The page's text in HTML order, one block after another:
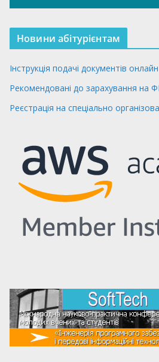
Новини абітурієнтам
Інструкція подачі документів
Рекомендовані до зарахування на
Реєстрація на спеціально